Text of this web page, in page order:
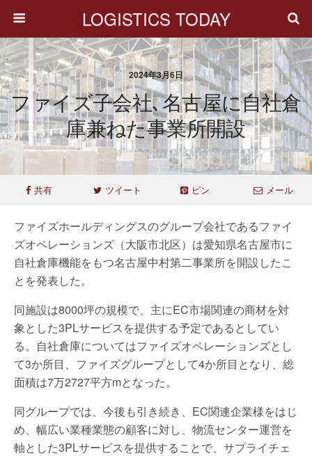
LOGISTICS TODAY
2024年3月6日
ファイズ子会社､名古屋に自社倉
庫兼ねた事業所開設
共有 ツイート ピン メール
ファイズホールディングスのグループ会社であるファイ
ズオペレーションズ（大阪市北区）は愛知県名古屋市に
自社倉庫機能をもつ名古屋中村第二事業所を開設したこ
とを発表した。
同施設は8000坪の規模で、主にEC市場関連の商材を対
象とした3PLサービスを提供する予定であるとしてい
る。自社倉庫についてはファイズオペレーションズとし
て3か所目、ファイズグループとして4か所目となり、総
面積は7万2727平方mとなった。
同グループでは、今後も引き続き、EC関連企業様をはじ
め、幅広い業種業態の顧客に対し、物流センター運営を
軸とした3PLサービスを提供することで、サプライチェ